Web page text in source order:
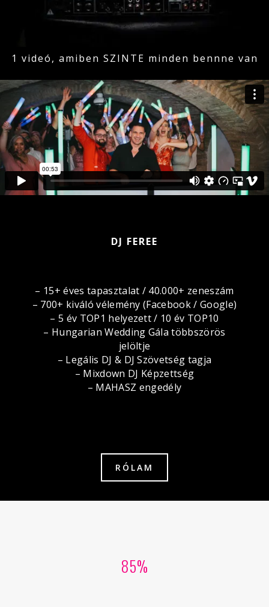
1 videó, amiben SZINTE minden bennne van
DJ FEREE
– 15+ éves tapasztalat / 40.000+ zeneszám
– 700+ kiváló vélemény (Facebook / Google)
– 5 év TOP1 helyezett / 10 év TOP10
– Hungarian Wedding Gála többszörös
jelöltje
– Legális DJ & DJ Szövetség tagja
– Mixdown DJ Képzettség
– MAHASZ engedély
RÓLAM
85